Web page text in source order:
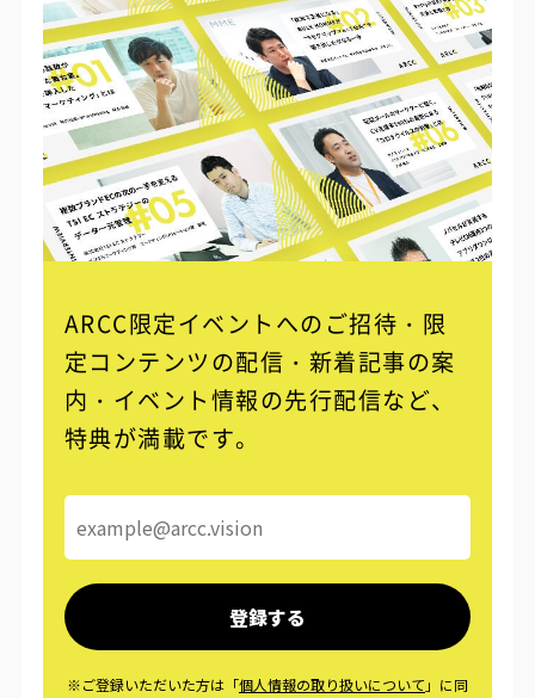
ARCC限定イベントへのご招待・限
定コンテンツの配信・ 新着記事の案
内・イベント情報の先行配信など、
特典が満載です。